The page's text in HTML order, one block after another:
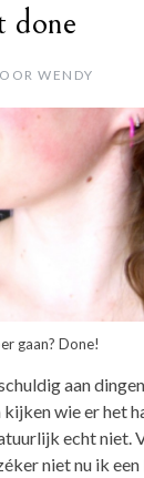
done
WENDY
gaan? Done!
aan
kijken wie er het
echt niet.
niet nu ik